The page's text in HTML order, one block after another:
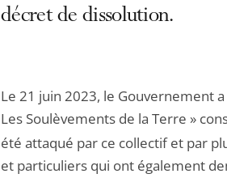
décret de dissolution.
Le 21 juin 2023, le Gouvernement
Les Soulèvements de la Terre »
été attaqué par ce collectif et par
et particuliers qui ont également